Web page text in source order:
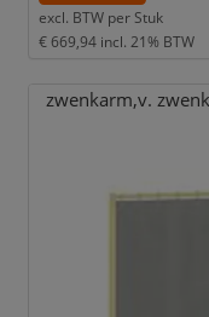
excl. BTW per Stuk
€ 669,94 incl. 21% BTW
zwenkarm,v.